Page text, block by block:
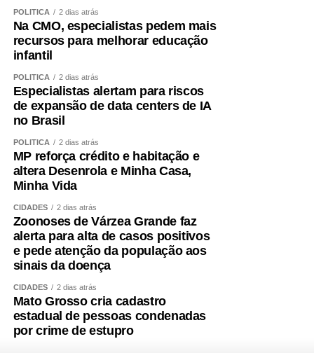
POLÍTICA 2 dias atrás
Na CMO, especialistas pedem mais
recursos para melhorar educação
infantil
POLÍTICA 2 dias atrás
Especialistas alertam para riscos
de expansão de data centers de IA
no Brasil
POLÍTICA 2 dias atrás
MP reforça crédito e habitação e
altera Desenrola e Minha Casa,
Minha Vida
CIDADES 2 dias atrás
Zoonoses de Várzea Grande faz
alerta para alta de casos positivos
e pede atenção da população aos
sinais da doença
CIDADES 2 dias atrás
Mato Grosso cria cadastro
estadual de pessoas condenadas
por crime de estupro